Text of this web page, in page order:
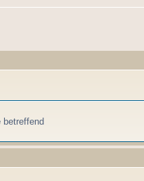
betreffend